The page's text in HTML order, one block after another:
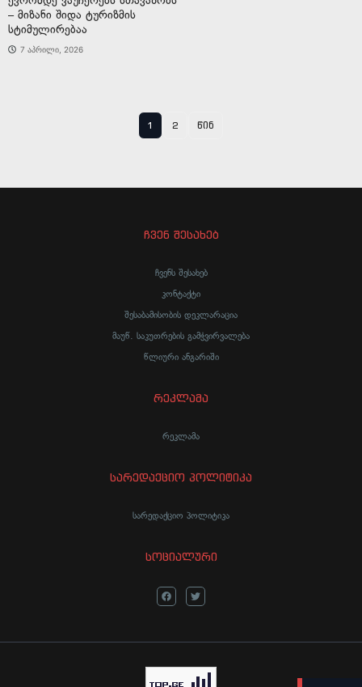
– მიზანი შიდა ტურიზმის
სტიმულირებაა
7 აპრილი, 2026
1 2 წინ
ჩვენ შესახებ
ჩვენს შესახებ
კონტაქტი
შესაბამისობის დეკლარაცია
მაუწ. საკუთრების გამჭვირვალება
წლიური ანგარიში
რეკლამა
რეკლამა
სარედაქციო პოლიტიკა
სარედაქციო პოლიტიკა
სოციალური